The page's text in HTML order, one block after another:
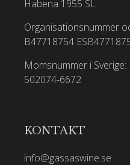
Habena 1955 SL
Organisationsnummer
B47718754
Momsnummer i Sverige:
502074-6672
KONTAKT
info@gassaswine.se